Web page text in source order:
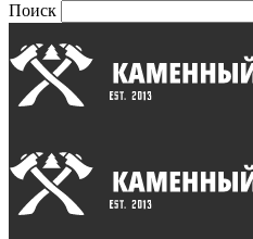
Поиск